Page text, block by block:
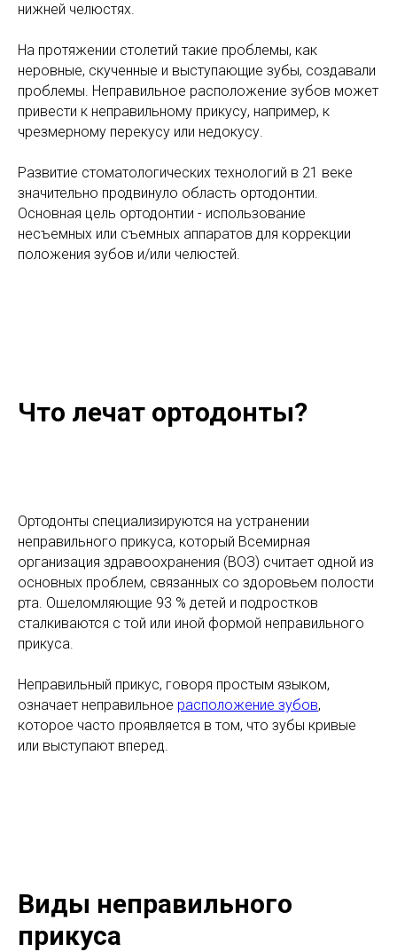
нижней челюстях.
На протяжении столетий такие проблемы, как
неровные, скученные и выступающие зубы, создавали
проблемы. Неправильное расположение зубов может
привести к неправильному прикусу, например, к
чрезмерному перекусу или недокусу.
Развитие стоматологических технологий в 21 веке
значительно продвинуло область ортодонтии.
Основная цель ортодонтии - использование
несъемных или съемных аппаратов для коррекции
положения зубов и/или челюстей.
Что лечат ортодонты?
Ортодонты специализируются на устранении
неправильного прикуса, который Всемирная
организация здравоохранения (ВОЗ) считает одной из
основных проблем, связанных со здоровьем полости
рта. Ошеломляющие 93 % детей и подростков
сталкиваются с той или иной формой неправильного
прикуса.
Неправильный прикус, говоря простым языком,
означает неправильное расположение зубов,
которое часто проявляется в том, что зубы кривые
или выступают вперед.
Виды неправильного
прикуса